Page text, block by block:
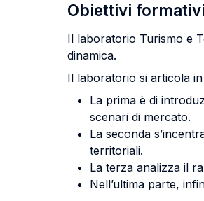
Obiettivi
Il laboratorio Turismo e
dinamica.
Il laboratorio si articola
La prima è di
scenari di mercato.
La seconda
territoriali.
La terza analizza il
Nell’ultima parte,